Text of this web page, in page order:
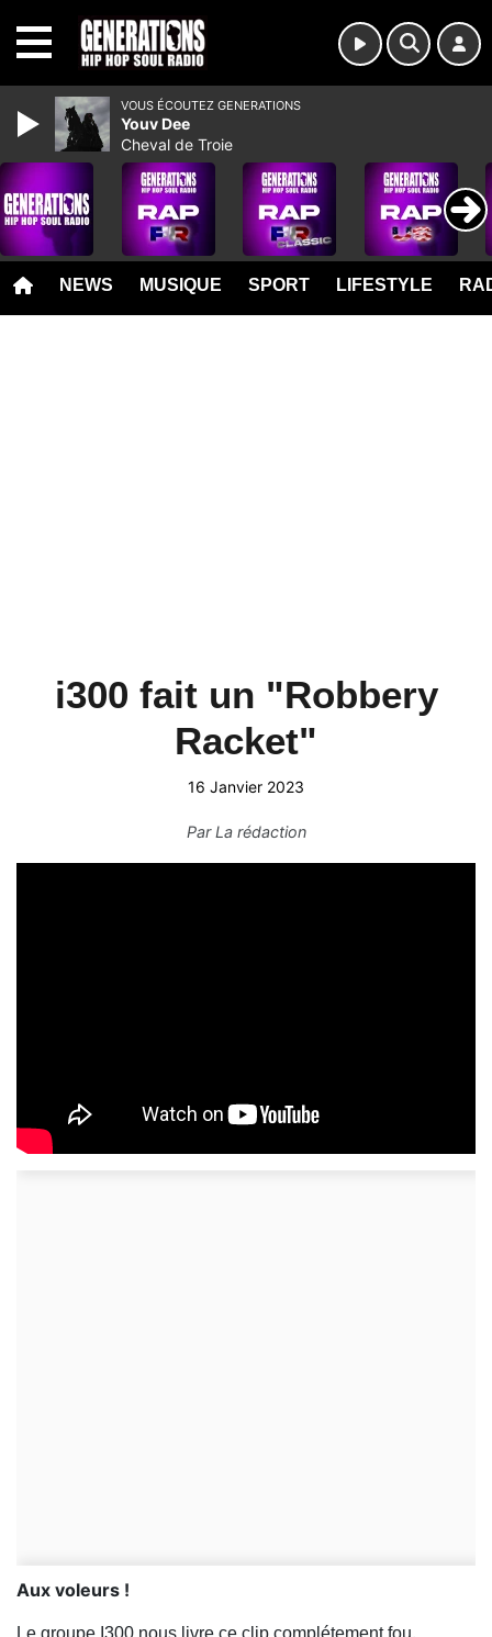
NEWS MUSIQUE SPORT LIFESTYLE
i300 fait un "Robbery
Racket"
16 Janvier 2023
ParLa rédaction
Aux voleurs !
VOUS ÉCOUTEZ GENERATIONS
Youv Dee
Cheval de Troie